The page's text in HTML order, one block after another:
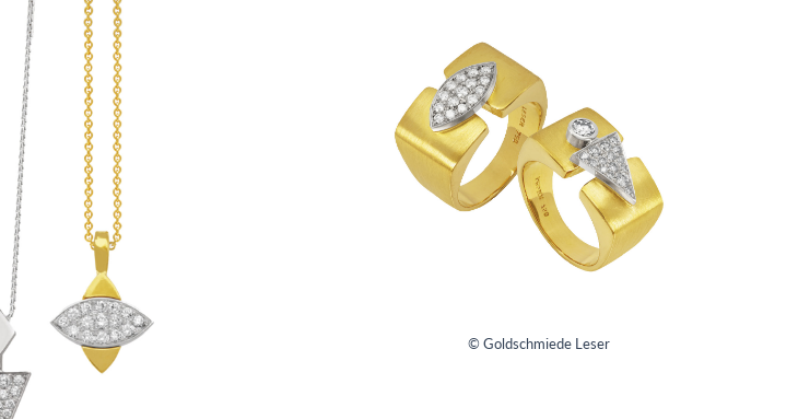
© Goldschmiede Leser